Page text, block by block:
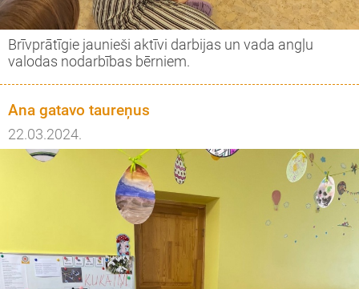
Brīvprātīgie jaunieši aktīvi darbijas un vada angļu
valodas nodarbības bērniem.
Ana gatavo taureņus
22.03.2024.